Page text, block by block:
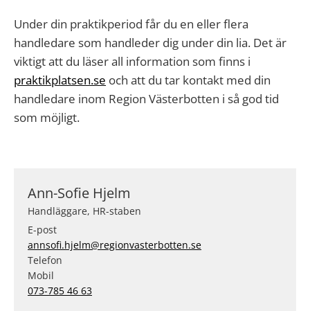
Under din praktikperiod får du en eller flera
handledare som handleder dig under din lia. Det är
viktigt att du läser all information som finns i
praktikplatsen.se och att du tar kontakt med din
handledare inom Region Västerbotten i så god tid
som möjligt.
Ann-Sofie Hjelm
Handläggare, HR-staben
E-post
annsofi.hjelm@regionvasterbotten.se
Telefon
Mobil
073-785 46 63